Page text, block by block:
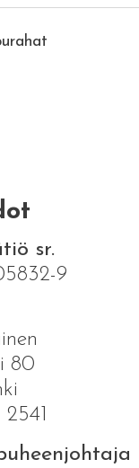
sr.
9
80